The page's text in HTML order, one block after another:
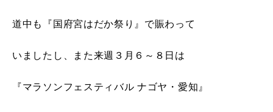
道中も『国府宮はだか祭り』で賑わって
いましたし、また来週３月６～８日は
『マラソンフェスティバル ナゴヤ・愛知』